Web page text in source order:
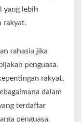
yang lebih
rakyat.
rahasia jika
penguasa.
rakyat,
dalam
terdaftar
penguasa.